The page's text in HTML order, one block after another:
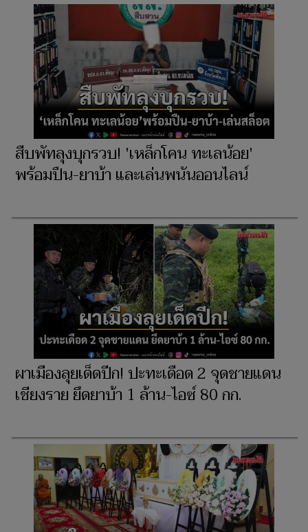
สืบพัทลุงบุกรวบ! 'เหล็กโคน ทะเลน้อย'
พร้อมปืน-ยาบ้า และเล่นพนันออนไลน์
ผาเมืองลุยเด็ดปีก! ปะทะเดือด 2 จุดชายแดน
เชียงราย ยึดยาบ้า 1 ล้าน-ไอซ์ 80 กก.